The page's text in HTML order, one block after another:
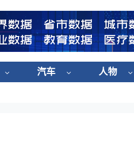
汽车 人物